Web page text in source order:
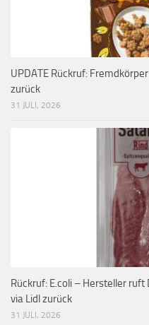
UPDATE Rückruf:
zurück
31 JULI, 2026
Rückruf: E.coli – Hersteller ruft
via Lidl zurück
31 JULI, 2026